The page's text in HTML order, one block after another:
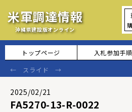
米軍調達情報
沖縄県建設版オンライン
トップページ 入札参加手順
2025/02/21
FA5270-13-R-0022